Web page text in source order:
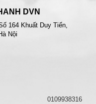
DVN
164 Khuất Duy Tiến,
Nội
0109938316